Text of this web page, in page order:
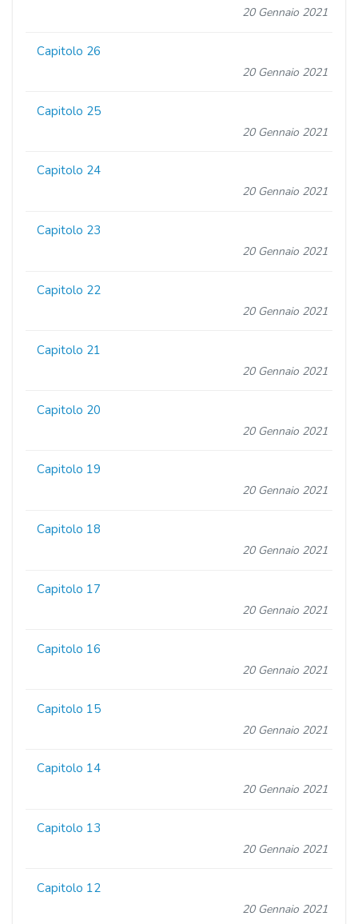
20 Gennaio 2021
Capitolo 26
20 Gennaio 2021
Capitolo 25
20 Gennaio 2021
Capitolo 24
20 Gennaio 2021
Capitolo 23
20 Gennaio 2021
Capitolo 22
20 Gennaio 2021
Capitolo 21
20 Gennaio 2021
Capitolo 20
20 Gennaio 2021
Capitolo 19
20 Gennaio 2021
Capitolo 18
20 Gennaio 2021
Capitolo 17
20 Gennaio 2021
Capitolo 16
20 Gennaio 2021
Capitolo 15
20 Gennaio 2021
Capitolo 14
20 Gennaio 2021
Capitolo 13
20 Gennaio 2021
Capitolo 12
20 Gennaio 2021